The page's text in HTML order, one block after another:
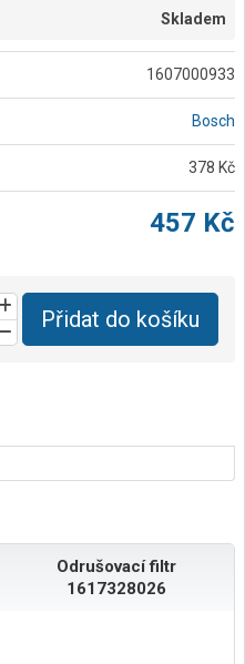
Skladem
1607000933
Bosch
378 Kč
457 Kč
Přidat do košíku
Odrušovací filtr
1617328026